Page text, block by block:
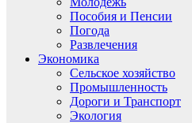
Пособия и Пенсии
Погода
Развлечения
Экономика
Сельское хозяйство
Промышленность
Дороги и Транспорт
Экология